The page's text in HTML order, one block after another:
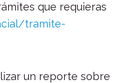
que requieras
tramite-
un reporte sobre